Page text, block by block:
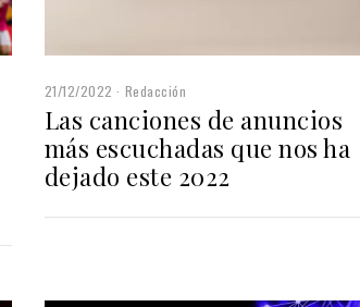
21/12/2022 Redacción
Las canciones de anuncios
más escuchadas que nos ha
dejado este 2022